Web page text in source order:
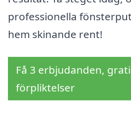
professionella
hem skinande rent!
Få 3 erbjudanden,
förpliktelser